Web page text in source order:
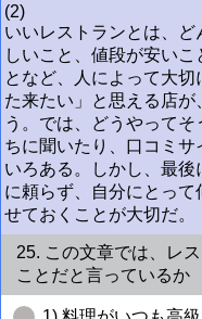
(2)
いいレストランとは、
しいこと、値段が安い
となど、人によって大
た来たい」と思える店
う。では、どうやって
ちに聞いたり、口コミ
いろある。しかし、最
に頼らず、自分にとっ
せておくことが大切だ。
25. この文章では、レ
ことだと言っているか